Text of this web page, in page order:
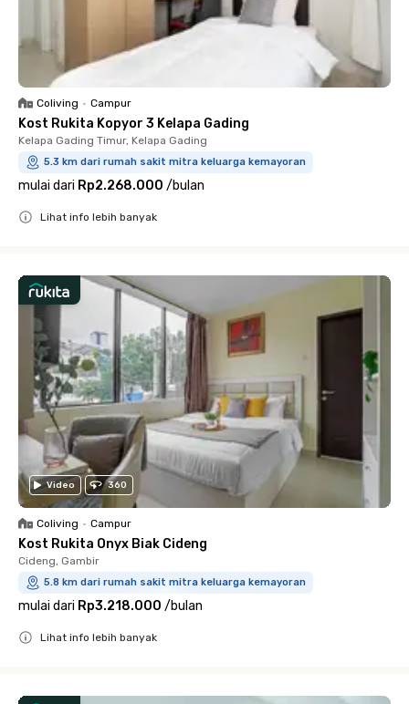
Coliving • Campur
Kost Rukita Kopyor 3 Kelapa Gading
Kelapa Gading Timur, Kelapa Gading
5.3 km dari rumah sakit mitra keluarga kemayoran
mulai dari Rp2.268.000 /bulan
Lihat info lebih banyak
Video 360
Coliving • Campur
Kost Rukita Onyx Biak Cideng
Cideng, Gambir
5.8 km dari rumah sakit mitra keluarga kemayoran
mulai dari Rp3.218.000 /bulan
Lihat info lebih banyak